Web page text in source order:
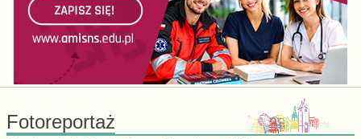
Fotoreportaż